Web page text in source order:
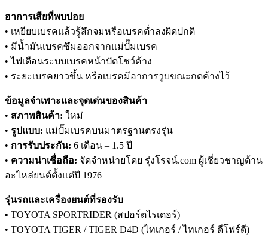
อาการเสียที่พบบ่อย
• เหยียบเบรคแล้วรู้สึกจมหรือเบรคต่ำลงผิดปกติ
• มีน้ำมันเบรคซึมออกจากแม่ปั๊มเบรค
• ไฟเตือนระบบเบรคหน้าปัดโชว์ค้าง
• ระยะเบรคยาวขึ้น หรือเบรคมีอาการวูบขณะกดค้างไว้
ข้อมูลจำเพาะและจุดเด่นของสินค้า
• สภาพสินค้า: ใหม่
• รูปแบบ: แม่ปั๊มเบรคบนมาตรฐานตรงรุ่น
• การรับประกัน: 6 เดือน – 1.5 ปี
• ความน่าเชื่อถือ: จัดจำหน่ายโดย รุ่งโรจน์.com ผู้เชี่ยวชาญด้าน
อะไหล่ยนต์ตั้งแต่ปี 1976
รุ่นรถและเครื่องยนต์ที่รองรับ
• TOYOTA SPORTRIDER (สปอร์ตไรเดอร์)
• TOYOTA TIGER / TIGER D4D (ไทเกอร์ / ไทเกอร์ ดีโฟร์ดี)